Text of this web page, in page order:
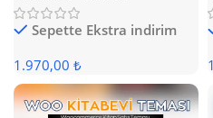
Sepette Ekstra indirim
1.970,00 ₺